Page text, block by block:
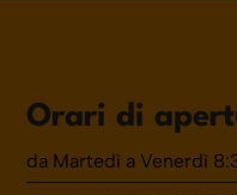
Orari di
da Martedì a Venerdì